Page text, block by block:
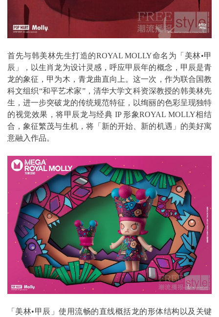
首先与韩美林先生打造的ROYAL MOLLY命名为「美林•甲
辰」，以生肖龙为设计灵感，呼应甲辰年的概念，甲辰是青
龙的象征，甲为木，青龙曲直向上。这一次，作为联合国教
科文组织“和平艺术家”，清华大学文科资深教授的韩美林先
生，进一步突破龙的传统规范特征，以绚丽的色彩呈现独特
的视觉效果，将甲辰龙与经典 IP 形象ROYAL MOLLY相结
合，象征繁茂与生机，将「新的开始、新的机遇」的美好寓
意融入作品。
「美林•甲辰」使用流畅的直线概括龙的形体结构以及关键